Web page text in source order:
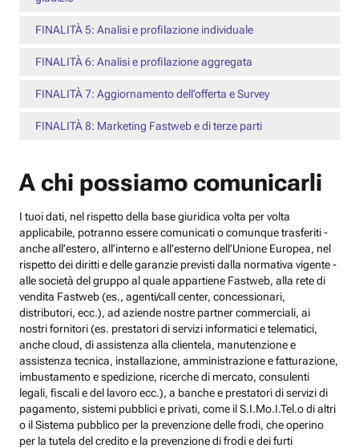
FINALITÀ 5: Analisi e profilazione individuale
FINALITÀ 6: Analisi e profilazione aggregata
FINALITÀ 7: Aggiornamento dell’offerta e Survey
FINALITÀ 8: Marketing Fastweb e di terze parti
A chi possiamo comunicarli
I tuoi dati, nel rispetto della base giuridica volta per volta
applicabile, potranno essere comunicati o comunque trasferiti -
anche all’estero, all’interno e all’esterno dell’Unione Europea, nel
rispetto dei diritti e delle garanzie previsti dalla normativa vigente -
alle società del gruppo al quale appartiene Fastweb, alla rete di
vendita Fastweb (es., agenti/call center, concessionari,
distributori, ecc.), ad aziende nostre partner commerciali, ai
nostri fornitori (es. prestatori di servizi informatici e telematici,
anche cloud, di assistenza alla clientela, manutenzione e
assistenza tecnica, installazione, amministrazione e fatturazione,
imbustamento e spedizione, ricerche di mercato, consulenti
legali, fiscali e del lavoro ecc.), a banche e prestatori di servizi di
pagamento, sistemi pubblici e privati, come il S.I.Mo.I.Tel.o di altri
o il Sistema pubblico per la prevenzione delle frodi, che operino
per la tutela del credito e la prevenzione di frodi e dei furti